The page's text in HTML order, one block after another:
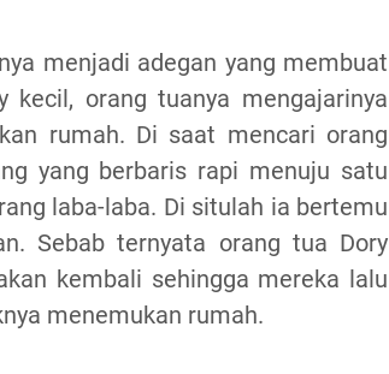
menjadi adegan yang membuat
orang tuanya mengajarinya
rumah. Di saat mencari orang
yang berbaris rapi menuju satu
laba-laba. Di situlah ia bertemu
Sebab ternyata orang tua Dory
kembali sehingga mereka lalu
menemukan rumah.